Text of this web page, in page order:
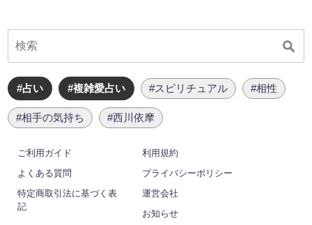
#占い #複雑愛占い #スピリチュアル #相性
#相手の気持ち #西川依摩
ご利用ガイド
利用規約
よくある質問
プライバシーポリシー
特定商取引法に基づく表
記
運営会社
お知らせ